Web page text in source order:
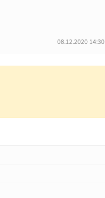
08.12.2020 14:30